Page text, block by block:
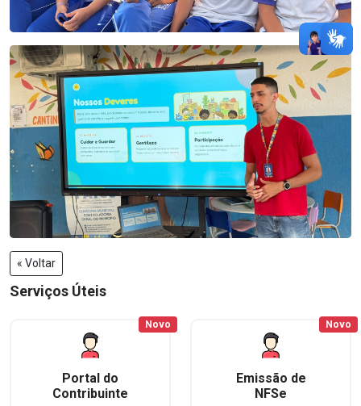
« Voltar
Serviços Úteis
Portal do
Contribuinte
Novo
Emissão de
NFSe
Novo